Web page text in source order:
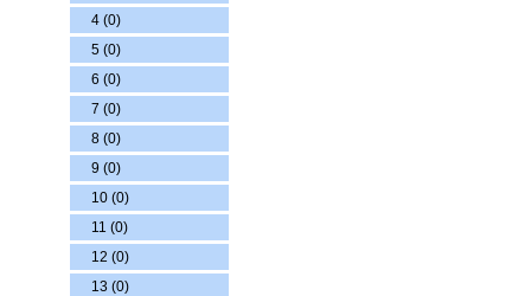
4 (0)
5 (0)
6 (0)
7 (0)
8 (0)
9 (0)
10 (0)
11 (0)
12 (0)
13 (0)